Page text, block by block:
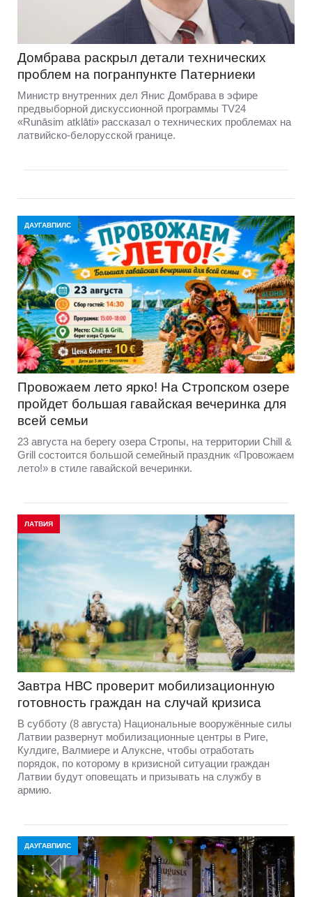
Домбравa раскрыл детали технических
проблем на погранпункте Патерниеки
Министр внутренних дел Янис Домбрава в эфире
предвыборной дискуссионной программы TV24
«Runāsim atklāti» рассказал о технических проблемах на
латвийско-белорусской границе.
ДАУГАВПИЛС
Провожаем лето ярко! На Стропском озере
пройдет большая гавайская вечеринка для
всей семьи
23 августа на берегу озера Стропы, на территории Chill &
Grill состоится большой семейный праздник «Провожаем
лето!» в стиле гавайской вечеринки.
ЛАТВИЯ
Завтра НВС проверит мобилизационную
готовность граждан на случай кризиса
В субботу (8 августа) Национальные вооружённые силы
Латвии развернут мобилизационные центры в Риге,
Кулдиге, Валмиере и Алуксне, чтобы отработать
порядок, по которому в кризисной ситуации граждан
Латвии будут оповещать и призывать на службу в
армию.
ДАУГАВПИЛС